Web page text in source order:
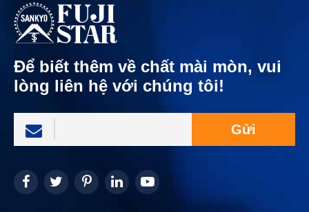
Để biết thêm về chất mài mòn, vui
lòng liên hệ với chúng tôi!
Gửi